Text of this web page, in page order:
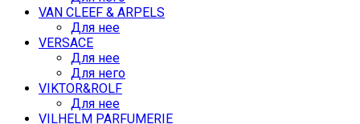
VAN CLEEF & ARPELS
Для нее
VERSACE
Для нее
Для него
VIKTOR&ROLF
Для нее
VILHELM PARFUMERIE